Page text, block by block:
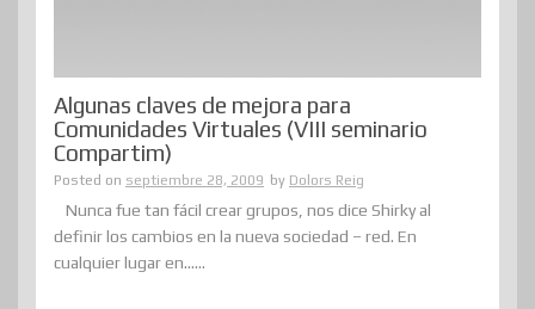
Algunas claves de mejora para
Comunidades Virtuales (VIII seminario
Compartim)
Posted on septiembre 28, 2009 by Dolors Reig
Nunca fue tan fácil crear grupos, nos dice Shirky al
definir los cambios en la nueva sociedad – red. En
cualquier lugar en......